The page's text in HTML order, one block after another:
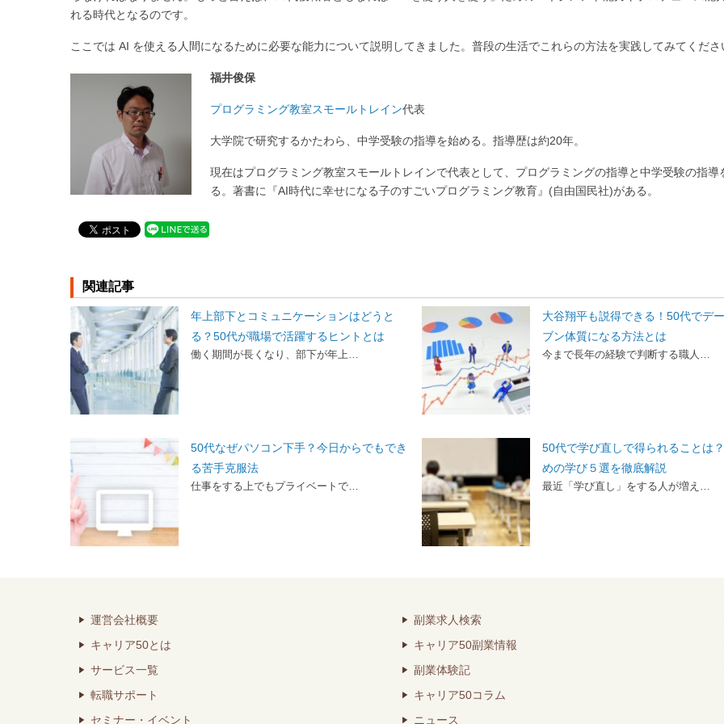
れる時代となるのです。
ここでは AI を使える人間になるために必要な能力について説明してきました。普段の生活でこれらの方法を実践してみてくださ
福井俊保
プログラミング教室スモールトレイン代表
大学院で研究するかたわら、中学受験の指導を始める。指導歴は約20年。
現在はプログラミング教室スモールトレインで代表として、プログラミングの指導と中学受験の指導
る。著書に『AI時代に幸せになる子のすごいプログラミング教育』(自由国民社)がある。
関連記事
年上部下とコミュニケーションはどうと
る？50代が職場で活躍するヒントとは
働く期間が長くなり、部下が年上…
大谷翔平も説得できる！50代でデ
ブン体質になる方法とは
今まで長年の経験で判断する職人…
50代なぜパソコン下手？今日からでもでき
る苦手克服法
仕事をする上でもプライベートで…
50代で学び直しで得られることは
めの学び５選を徹底解説
最近「学び直し」をする人が増え…
運営会社概要
キャリア50とは
サービス一覧
転職サポート
セミナー・イベント
副業求人検索
キャリア50副業情報
副業体験記
キャリア50コラム
ニュース